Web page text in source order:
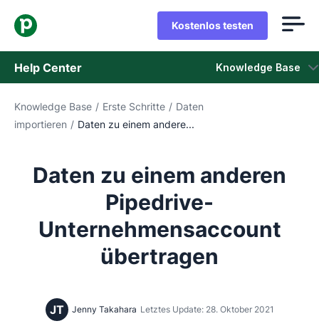
Kostenlos testen
Help Center Knowledge Base
Knowledge Base
Support kontaktieren
Knowledge Base / Erste Schritte / Daten
importieren / Daten zu einem andere...
Daten zu einem anderen
Pipedrive-
Unternehmensaccount
übertragen
JT Jenny Takahara Letztes Update: 28. Oktober 2021